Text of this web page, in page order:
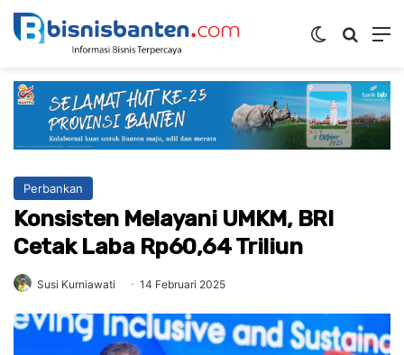
Switch skin
Perbankan
Konsisten Melayani UMKM, BRI
Cetak Laba Rp60,64 Triliun
Susi Kurniawati 14 Februari 2025